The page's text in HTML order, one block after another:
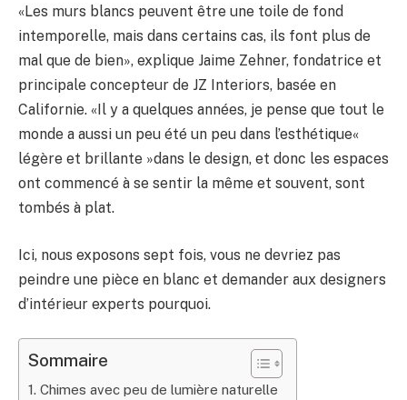
«Les murs blancs peuvent être une toile de fond
intemporelle, mais dans certains cas, ils font plus de
mal que de bien», explique Jaime Zehner, fondatrice et
principale concepteur de JZ Interiors, basée en
Californie. «Il y a quelques années, je pense que tout le
monde a aussi un peu été un peu dans l’esthétique«
légère et brillante »dans le design, et donc les espaces
ont commencé à se sentir la même et souvent, sont
tombés à plat.
Ici, nous exposons sept fois, vous ne devriez pas
peindre une pièce en blanc et demander aux designers
d’intérieur experts pourquoi.
Sommaire
1. Chimes avec peu de lumière naturelle